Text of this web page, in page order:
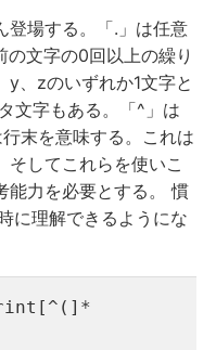
登場する。「.」は任意
文字の0回以上の繰り
、zのいずれか1文字と
文字もある。「^」は
末を意味する。これは
そしてこれらを使いこ
能力を必要とする。 慣
に理解できるようにな